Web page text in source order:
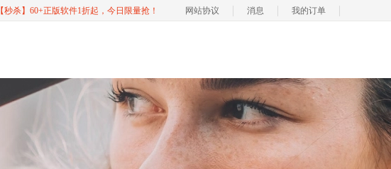
【秒杀】60+正版软件1折起，今日限量抢！ 网站协议 消息 我的订单